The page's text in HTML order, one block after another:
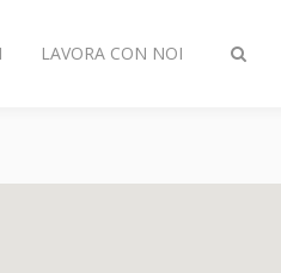
LAVORA CON NOI